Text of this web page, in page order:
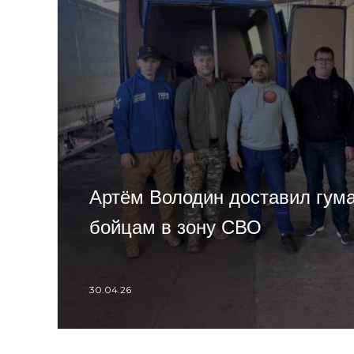
Артём Володин доставил
бойцам в зону СВО
30.04.26